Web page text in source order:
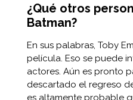
¿Qué otros
Batman?
En sus palabras, Toby
película. Eso se puede
actores. Aún es pronto
descartado el regreso
es altamente probable